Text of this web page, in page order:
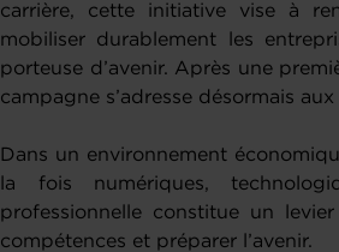
carrière, cette initiative vise à
mobiliser durablement les
porteuse d’avenir. Après une
campagne s’adresse désormais
Dans un environnement
la fois numériques,
professionnelle constitue un
compétences et préparer l’avenir.